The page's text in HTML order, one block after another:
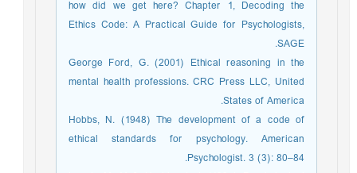
how did we get here? Chapter 1, Decoding the
Ethics Code: A Practical Guide for Psychologists,
SAGE.
George Ford, G. (2001) Ethical reasoning in the
mental health professions. CRC Press LLC, United
States of America.
Hobbs, N. (1948) The development of a code of
ethical standards for psychology. American
Psychologist. 3 (3): 80–84.